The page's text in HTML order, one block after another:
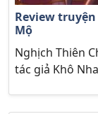
Review
Mộ
Nghịch Thiên
tác giả Khô